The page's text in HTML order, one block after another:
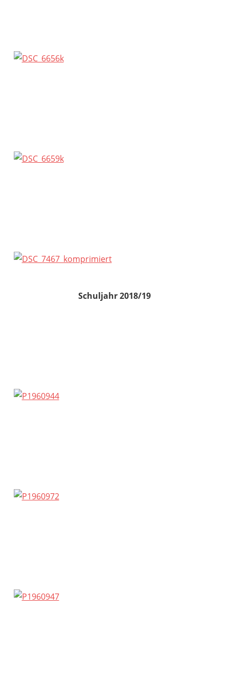
Schuljahr 2018/19